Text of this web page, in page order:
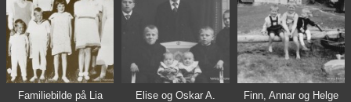
Familiebilde på Lia
Elise og Oskar A.
Finn, Annar og Helge